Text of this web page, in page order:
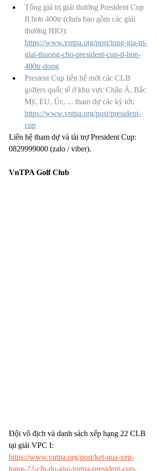
Tổng giá trị giải thướng President Cup
II hơn 400tr (chưa bao gồm các giải
thưởng HIO):
https://www.vntpa.org/post/tong-gia-tri-
giai-thuong-cho-president-cup-ii-hon-
400tr-dong
Presient Cup liên hệ mời các CLB
golfers quốc tế ở khu vực Châu Á, Bắc
Mỹ, EU, Úc, ... tham dự các kỳ tới:
https://www.vntpa.org/post/president-
cup
Liên hệ tham dự và tài trợ President Cup:
0829999000 (zalo / viber).
VnTPA Golf Club
Đội vô địch và danh sách xếp hạng 22 CLB
tại giải VPC I:
https://www.vntpa.org/post/ket-qua-xep-
hang-22-clb-du-giai-vntpa-president-cup-